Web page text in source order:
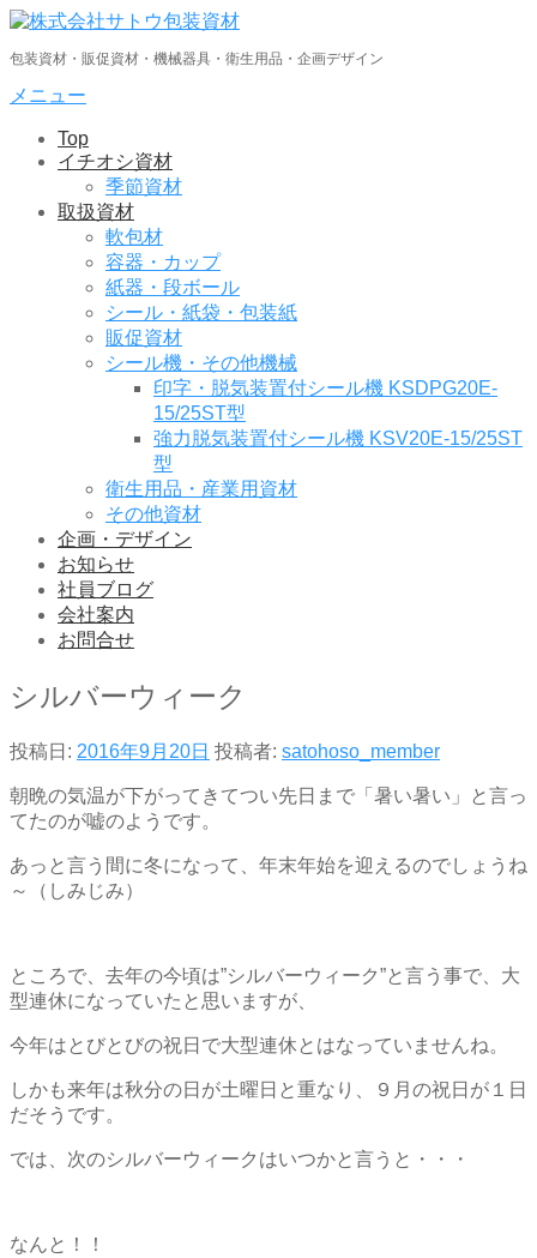
コ
テ
ン
包装資材・販促資材・機械器具・衛生用品・企画デザイン
メニュー
Top
イチオシ資材
季節資材
取扱資材
軟包材
容器・カップ
紙器・段ボール
シール・紙袋・包装紙
販促資材
シール機・その他機械
印字・脱気装置付シール機 KSDPG20E-
15/25ST型
強力脱気装置付シール機 KSV20E-15/25ST
型
衛生用品・産業用資材
その他資材
企画・デザイン
お知らせ
社員ブログ
会社案内
お問合せ
シルバーウィーク
投稿日: 2016年9月20日 投稿者: satohoso_member
朝晩の気温が下がってきてつい先日まで「暑い暑い」と言っ
てたのが嘘のようです。
あっと言う間に冬になって、年末年始を迎えるのでしょうね
～（しみじみ）
ところで、去年の今頃は”シルバーウィーク”と言う事で、大
型連休になっていたと思いますが、
今年はとびとびの祝日で大型連休とはなっていませんね。
しかも来年は秋分の日が土曜日と重なり、９月の祝日が１日
だそうです。
では、次のシルバーウィークはいつかと言うと・・・
なんと！！